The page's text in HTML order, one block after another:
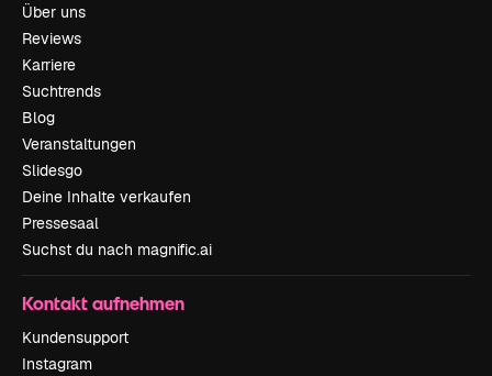
Über uns
Reviews
Karriere
Suchtrends
Blog
Veranstaltungen
Slidesgo
Deine Inhalte verkaufen
Pressesaal
Suchst du nach magnific.ai
Kontakt aufnehmen
Kundensupport
Instagram